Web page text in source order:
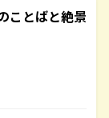
ことばと絶景